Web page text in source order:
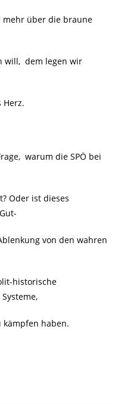
über die braune
will, dem legen wir
Herz.
warum die SPÖ bei
Oder ist dieses
von den wahren
historische
haben.